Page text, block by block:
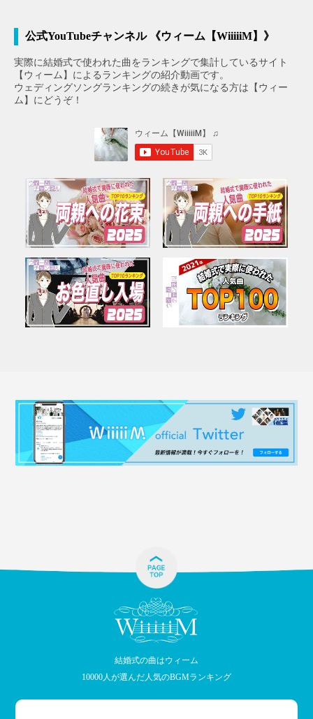
公式YouTubeチャンネル 《ウィーム【WiiiiiM】》
実際に結婚式で使われた曲をランキングで集計しているサイト
【ウィーム】によるランキングの紹介動画です。
ウェディングソングランキングの続きが気になる方は【ウィー
ム】にどうぞ！
結婚式の曲はウィーム
10000人が選んだ人気のBGMランキング